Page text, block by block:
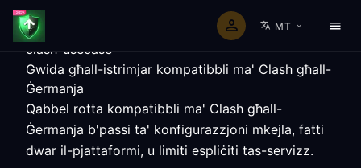
MT
clash-usecase
Gwida għall-istrimjar kompatibbli ma' Clash għall-
Ġermanja
Qabbel rotta kompatibbli ma' Clash għall-
Ġermanja b'passi ta' konfigurazzjoni mkejla, fatti
dwar il-pjattaformi, u limiti espliċiti tas-servizz.